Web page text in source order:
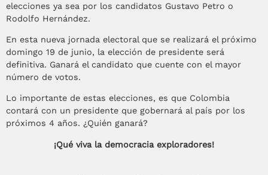
elecciones ya sea por los candidatos Gustavo Petro o
Rodolfo Hernández.
En esta nueva jornada electoral que se realizará el próximo
domingo 19 de junio, la elección de presidente será
definitiva. Ganará el candidato que cuente con el mayor
número de votos.
Lo importante de estas elecciones, es que Colombia
contará con un presidente que gobernará al país por los
próximos 4 años. ¿Quién ganará?
¡Qué viva la democracia exploradores!